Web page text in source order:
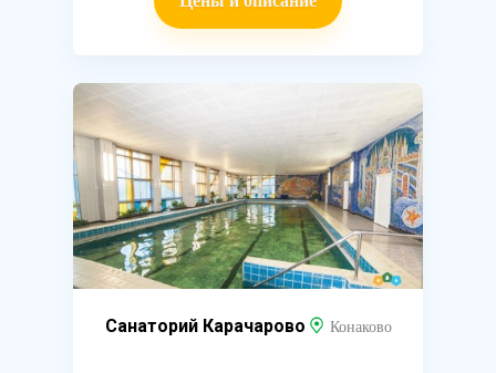
Санаторий Карачарово Конаково